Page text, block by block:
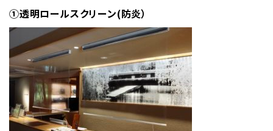
①透明ロールスクリーン(防炎）